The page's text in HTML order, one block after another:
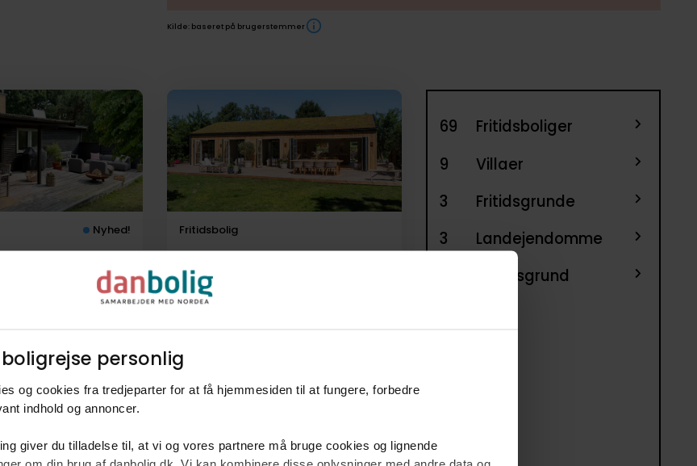
personlig​
og cookies fra tredjeparter for at få hjemmesiden til at fungere, forbedre
indhold og annoncer.​
giver du tilladelse til, at vi og vores partnere må bruge cookies og lignende
Kilde: baseret på brugerstemmer
Nyhed! Fritidsbolig
3210
Købsaftale underskrevet!
69
Fritidsboliger
9
Villaer
3
Fritidsgrunde
3
Landejendomme
Helårsgrund